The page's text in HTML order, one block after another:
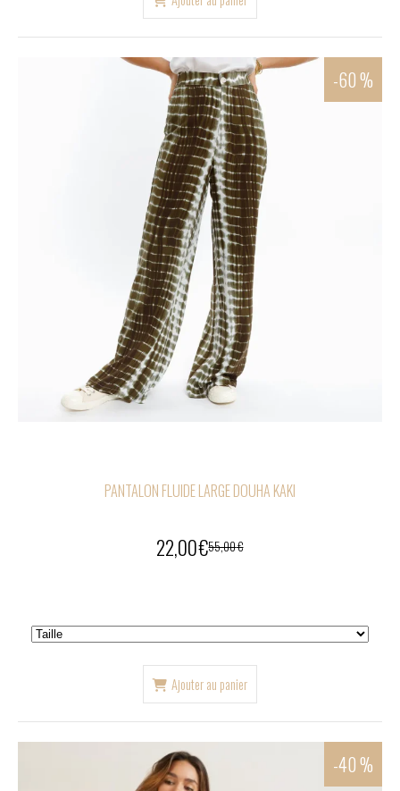
-60 %
PANTALON FLUIDE LARGE DOUHA KAKI
22,00€55,00€
Ajouter au panier
-40 %